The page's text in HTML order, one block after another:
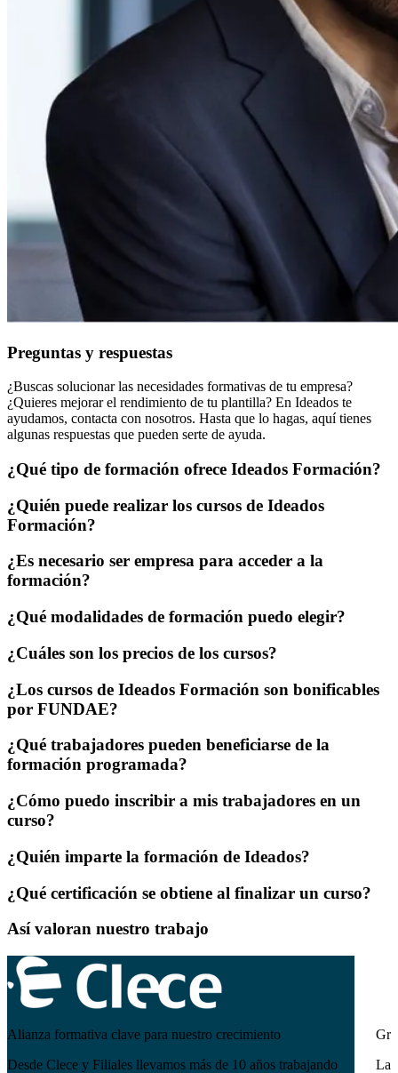
Preguntas y respuestas
¿Buscas solucionar las necesidades formativas de tu empresa?
¿Quieres mejorar el rendimiento de tu plantilla? En Ideados te
ayudamos, contacta con nosotros. Hasta que lo hagas, aquí tienes
algunas respuestas que pueden serte de ayuda.
¿Qué tipo de formación ofrece Ideados Formación?
¿Quién puede realizar los cursos de Ideados
Formación?
¿Es necesario ser empresa para acceder a la
formación?
¿Qué modalidades de formación puedo elegir?
¿Cuáles son los precios de los cursos?
¿Los cursos de Ideados Formación son bonificables
por FUNDAE?
¿Qué trabajadores pueden beneficiarse de la
formación programada?
¿Cómo puedo inscribir a mis trabajadores en un
curso?
¿Quién imparte la formación de Ideados?
¿Qué certificación se obtiene al finalizar un curso?
Así valoran nuestro trabajo
Alianza formativa clave para nuestro crecimiento
Desde Clece y Filiales llevamos más de 10 años trabajando
La